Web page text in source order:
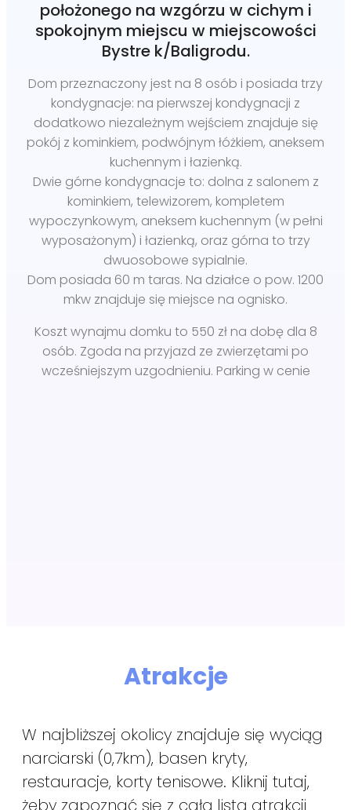
położonego na wzgórzu w cichym i
spokojnym miejscu w miejscowości
Bystre k/Baligrodu.
Dom przeznaczony jest na 8 osób i posiada trzy
kondygnacje: na pierwszej kondygnacji z
dodatkowo niezależnym wejściem znajduje się
pokój z kominkiem, podwójnym łóżkiem, aneksem
kuchennym i łazienką.
Dwie górne kondygnacje to: dolna z salonem z
kominkiem, telewizorem, kompletem
wypoczynkowym, aneksem kuchennym (w pełni
wyposażonym) i łazienką, oraz górna to trzy
dwuosobowe sypialnie.
Dom posiada 60 m taras. Na działce o pow. 1200
mkw znajduje się miejsce na ognisko.
Koszt wynajmu domku to 550 zł na dobę dla 8
osób. Zgoda na przyjazd ze zwierzętami po
wcześniejszym uzgodnieniu. Parking w cenie
Atrakcje
W najbliższej okolicy znajduje się wyciąg
narciarski (0,7km), basen kryty,
restauracje, korty tenisowe. Kliknij tutaj,
żeby zapoznać się z całą listą atrakcji